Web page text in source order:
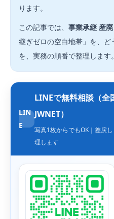
ります。
この記事では、 事業承継 産
継ぎゼロの空白地帯」を、
を、実務の順番で整理します。
LIN
E
LINEで無料相談（全
JWNET）
写真1枚からでもOK｜差戻
理します